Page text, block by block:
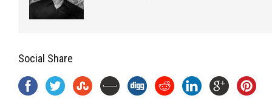
Social Share